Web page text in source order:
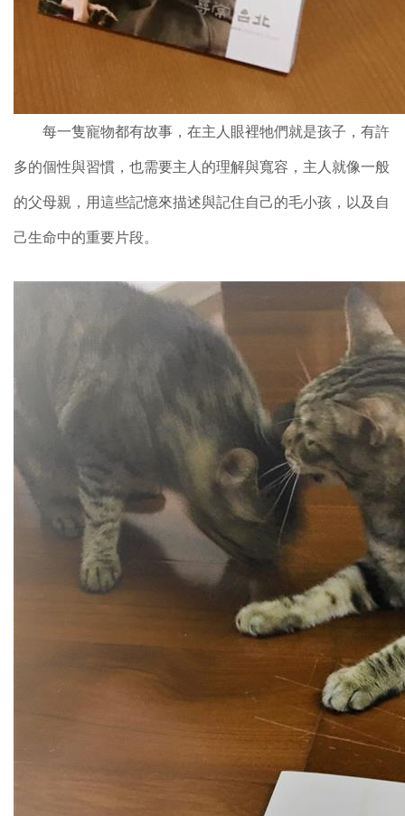
每一隻寵物都有故事，在主人眼裡牠們就是孩子，有許
多的個性與習慣，也需要主人的理解與寬容，主人就像一般
的父母親，用這些記憶來描述與記住自己的毛小孩，以及自
己生命中的重要片段。